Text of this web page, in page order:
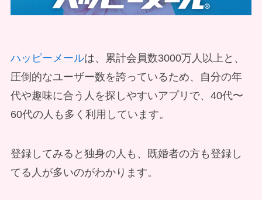
ハッピーメールは、累計会員数3000万人以上と、
圧倒的なユーザー数を誇っているため、自分の年
代や趣味に合う人を探しやすいアプリで、40代〜
60代の人も多く利用しています。
登録してみると独身の人も、既婚者の方も登録し
てる人が多いのがわかります。